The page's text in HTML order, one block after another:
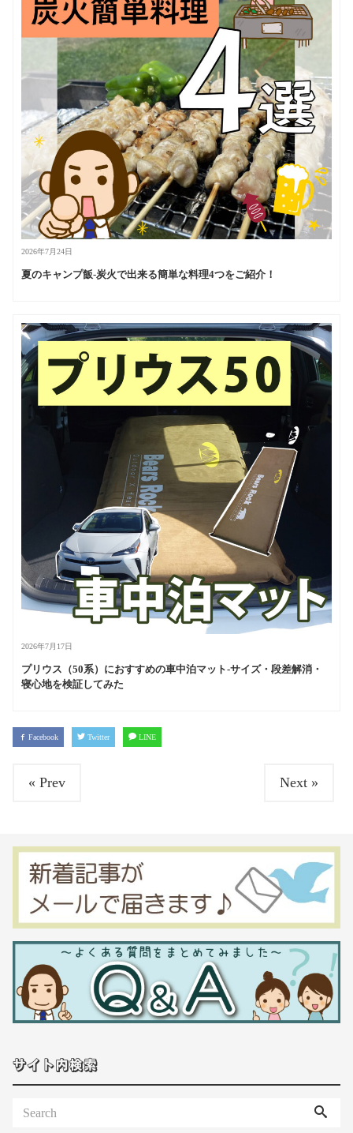
2026年7月24日
夏のキャンプ飯-炭火で出来る簡単な料理4つをご紹介！
2026年7月17日
プリウス（50系）におすすめの車中泊マット-サイズ・段差解消・
寝心地を検証してみた
Facebook Twitter LINE
« Prev Next »
サイト内検索